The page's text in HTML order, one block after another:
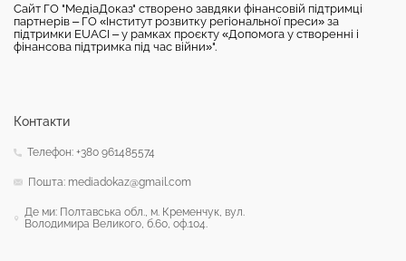
Сайт ГО "МедіаДоказ" створено завдяки фінансовій підтримці
партнерів – ГО «Інститут розвитку регіональної преси» за
підтримки EUACI – у рамках проєкту «Допомога у створенні і
фінансова підтримка під час війни»".
Контакти
Телефон: +380 961485574
Пошта: mediadokaz@gmail.com
Де ми: Полтавська обл., м. Кременчук, вул.
Володимира Великого, б.60, оф.104.